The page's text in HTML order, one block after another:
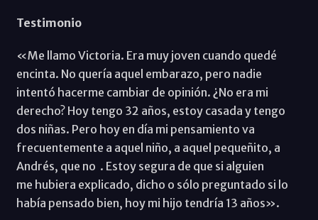
Testimonio
«Me llamo Victoria. Era muy joven cuando quedé
encinta. No quería aquel embarazo, pero nadie
intentó hacerme cambiar de opinión. ¿No era mi
derecho? Hoy tengo 32 años, estoy casada y tengo
dos niñas. Pero hoy en día mi pensamiento va
frecuentemente a aquel niño, a aquel pequeñito, a
Andrés, que no . Estoy segura de que si alguien
me hubiera explicado, dicho o sólo preguntado si lo
había pensado bien, hoy mi hijo tendría 13 años».